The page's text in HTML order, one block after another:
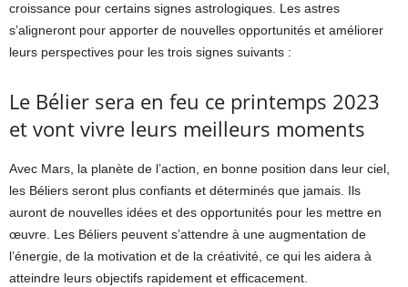
croissance pour certains signes astrologiques. Les astres
s’aligneront pour apporter de nouvelles opportunités et améliorer
leurs perspectives pour les trois signes suivants :
Le Bélier sera en feu ce printemps 2023
et vont vivre leurs meilleurs moments
Avec Mars, la planète de l’action, en bonne position dans leur ciel,
les Béliers seront plus confiants et déterminés que jamais. Ils
auront de nouvelles idées et des opportunités pour les mettre en
œuvre. Les Béliers peuvent s’attendre à une augmentation de
l’énergie, de la motivation et de la créativité, ce qui les aidera à
atteindre leurs objectifs rapidement et efficacement.